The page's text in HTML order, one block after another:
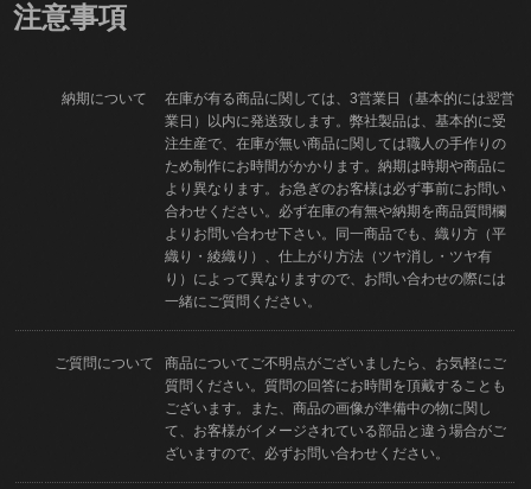
注意事項
納期について
在庫が有る商品に関しては、3営業日（基本的には翌営
業日）以内に発送致します。弊社製品は、基本的に受
注生産で、在庫が無い商品に関しては職人の手作りの
ため制作にお時間がかかります。納期は時期や商品に
より異なります。お急ぎのお客様は必ず事前にお問い
合わせください。必ず在庫の有無や納期を商品質問欄
よりお問い合わせ下さい。同一商品でも、織り方（平
織り・綾織り）、仕上がり方法（ツヤ消し・ツヤ有
り）によって異なりますので、お問い合わせの際には
一緒にご質問ください。
ご質問について
商品についてご不明点がございましたら、お気軽にご
質問ください。質問の回答にお時間を頂戴することも
ございます。また、商品の画像が準備中の物に関し
て、お客様がイメージされている部品と違う場合がご
ざいますので、必ずお問い合わせください。